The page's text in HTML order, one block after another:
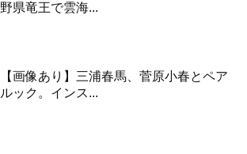
野県竜王で雲海...
【画像あり】三浦春馬、菅原小春とペア
ルック。インス...